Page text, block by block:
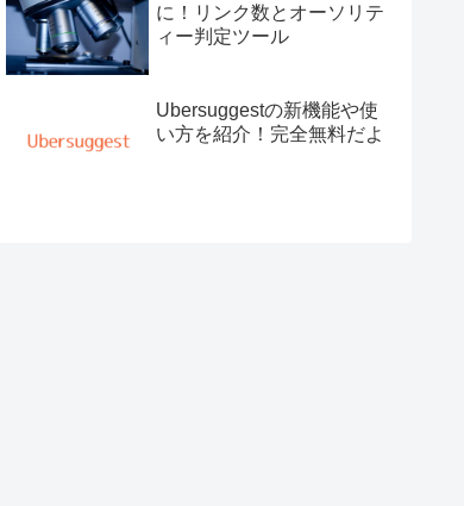
に！リンク数とオーソリテ
ィー判定ツール
Ubersuggestの新機能や使
い方を紹介！完全無料だよ